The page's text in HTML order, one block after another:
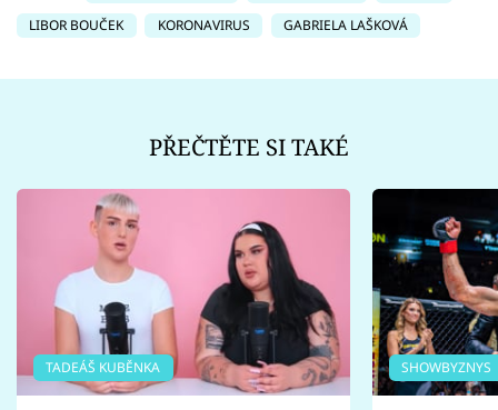
LIBOR BOUČEK
KORONAVIRUS GABRIELA LAŠKOVÁ
PŘEČTĚTE SI TAKÉ
TADEÁŠ KUBĚNKA SHOWBYZNYS